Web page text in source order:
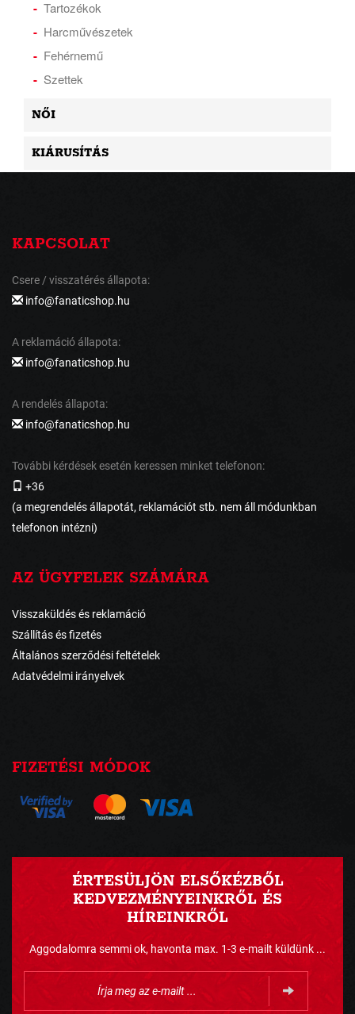
Tartozékok
Harcművészetek
Fehérnemű
Szettek
NŐI
KIÁRUSÍTÁS
KAPCSOLAT
Csere / visszatérés állapota:
info@fanaticshop.hu
A reklamáció állapota:
info@fanaticshop.hu
A rendelés állapota:
info@fanaticshop.hu
További kérdések esetén keressen minket telefonon:
+36
(a megrendelés állapotát, reklamációt stb. nem áll módunkban
telefonon intézni)
AZ ÜGYFELEK SZÁMÁRA
Visszaküldés és reklamáció
Szállítás és fizetés
Általános szerződési feltételek
Adatvédelmi irányelvek
FIZETÉSI MÓDOK
ÉRTESÜLJÖN ELSŐKÉZBŐL
KEDVEZMÉNYEINKRŐL ÉS
HÍREINKRŐL
Aggodalomra semmi ok, havonta max. 1-3 e-mailt küldünk ...